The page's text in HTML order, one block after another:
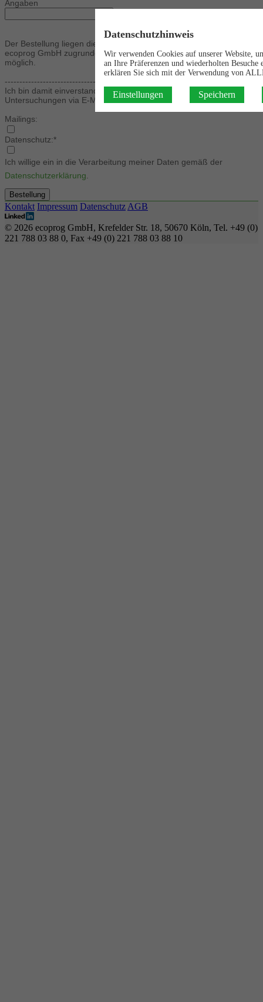
Angaben
Der Bestellung liegen die allgemeinen Geschäftsbedingungen der
ecoprog GmbH zugrunde. Kreditkartenzahlung ist auf Nachfrage
möglich.
----------------------------------------------------------------------------------
Ich bin damit einverstanden, von ecoprog in Zukunft über weitere
Untersuchungen via E-Mail informiert zu werden.
Mailings:
Datenschutz:*
Ich willige ein in die Verarbeitung meiner Daten gemäß der
Datenschutzerklärung
Bestellung
Kontakt Impressum Datenschutz AGB
© 2026 ecoprog GmbH, Krefelder Str. 18, 50670 Köln, Tel. +49 (0)
221 788 03 88 0, Fax +49 (0) 221 788 03 88 10
Datenschutzhinweis
Wir verwenden Cookies auf unserer Website,
an Ihre Präferenzen und wiederholten
erklären Sie sich mit der Verwendung von
Einstellungen Speichern